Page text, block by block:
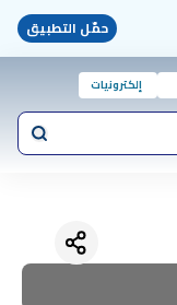
حمّل التطبيق
إلكترونيات